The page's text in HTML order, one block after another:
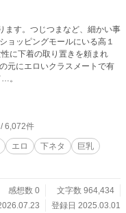
ます。つじつまなど、細かい事
に下着の取り置きを頼まれ
。
6,072件
エロ 下ネタ
巨乳
感想数 0
文字数 964,434
登録日 2025.03.01